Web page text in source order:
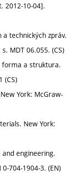
2012-10-04].
a technických zpráv.
MDT 06.055. (CS)
forma a struktura.
(CS)
York: McGraw-
New York:
and engineering.
704-1904-3. (EN)